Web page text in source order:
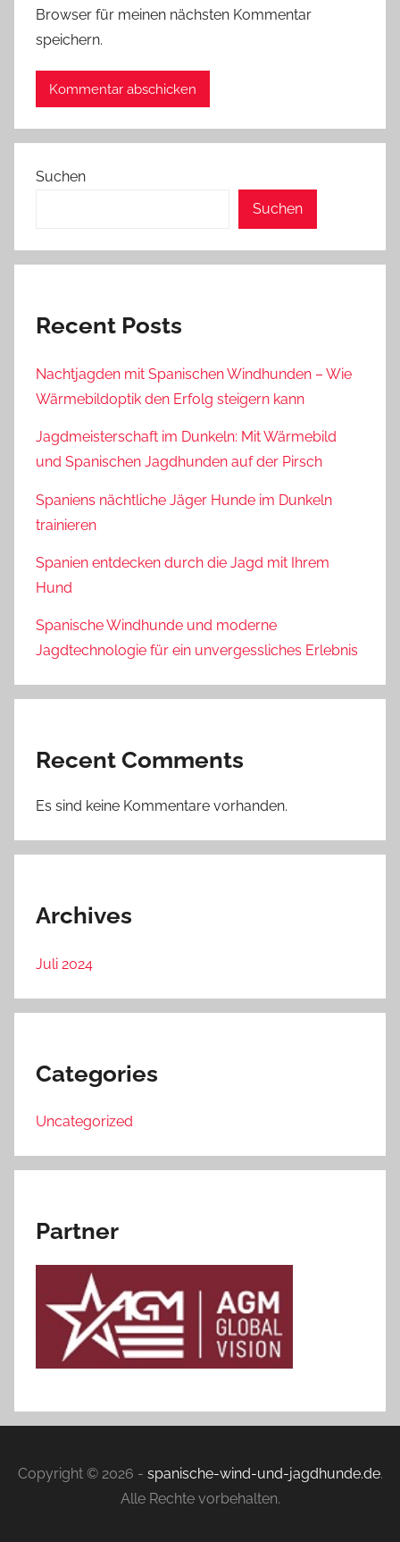
Browser für meinen nächsten Kommentar
speichern.
Suchen
Suchen
Recent Posts
Nachtjagden mit Spanischen Windhunden – Wie
Wärmebildoptik den Erfolg steigern kann
Jagdmeisterschaft im Dunkeln: Mit Wärmebild
und Spanischen Jagdhunden auf der Pirsch
Spaniens nächtliche Jäger Hunde im Dunkeln
trainieren
Spanien entdecken durch die Jagd mit Ihrem
Hund
Spanische Windhunde und moderne
Jagdtechnologie für ein unvergessliches Erlebnis
Recent Comments
Es sind keine Kommentare vorhanden.
Archives
Juli 2024
Categories
Uncategorized
Partner
Copyright © 2026 - spanische-wind-und-jagdhunde.de.
Alle Rechte vorbehalten.